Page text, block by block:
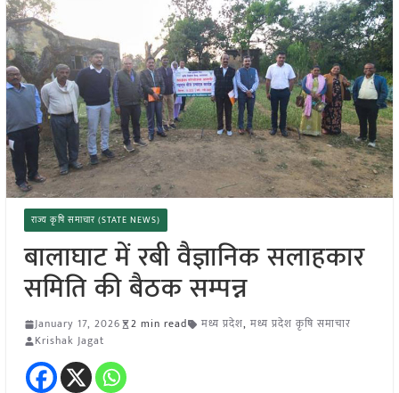
राज्य कृषि समाचार (STATE NEWS)
बालाघाट में रबी वैज्ञानिक सलाहकार
समिति की बैठक सम्पन्न
January 17, 2026 2 min read मध्य प्रदेश, मध्य प्रदेश कृषि समाचार
Krishak Jagat